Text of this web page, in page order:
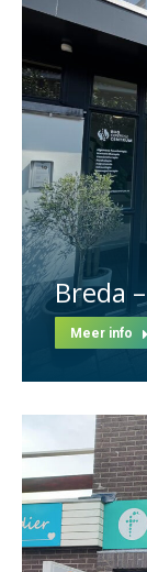
Breda
Meer info